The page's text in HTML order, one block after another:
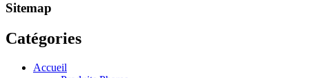
Sitemap
Catégories
Accueil